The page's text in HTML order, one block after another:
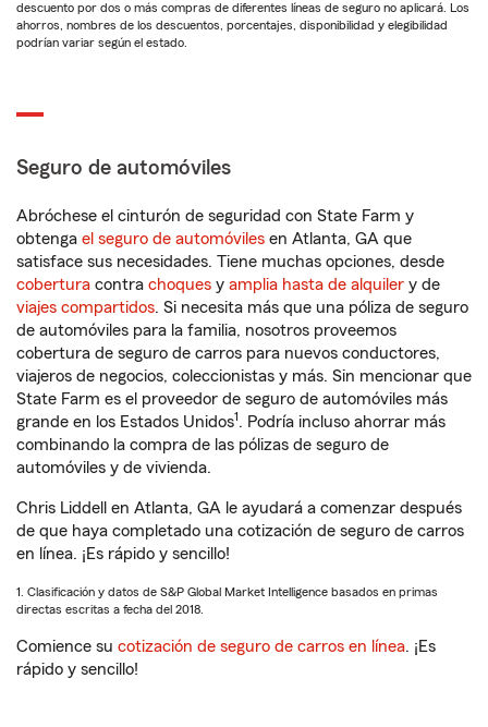
descuento por dos o más compras de diferentes líneas de seguro no aplicará. Los
ahorros, nombres de los descuentos, porcentajes, disponibilidad y elegibilidad
podrían variar según el estado.
Seguro de automóviles
Abróchese el cinturón de seguridad con State Farm y
obtenga el seguro de automóviles en Atlanta, GA que
satisface sus necesidades. Tiene muchas opciones, desde
cobertura contra choques y amplia hasta de alquiler y de
viajes compartidos. Si necesita más que una póliza de seguro
de automóviles para la familia, nosotros proveemos
cobertura de seguro de carros para nuevos conductores,
viajeros de negocios, coleccionistas y más. Sin mencionar que
State Farm es el proveedor de seguro de automóviles más
grande en los Estados Unidos1 . Podría incluso ahorrar más
combinando la compra de las pólizas de seguro de
automóviles y de vivienda.
Chris Liddell en Atlanta, GA le ayudará a comenzar después
de que haya completado una cotización de seguro de carros
en línea. ¡Es rápido y sencillo!
1. Clasificación y datos de S&P Global Market Intelligence basados en primas
directas escritas a fecha del 2018.
Comience su cotización de seguro de carros en línea. ¡Es
rápido y sencillo!